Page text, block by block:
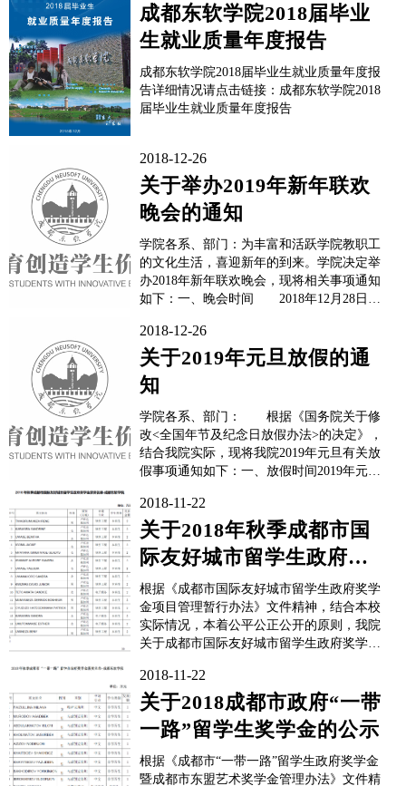
讲 人：思想政治理论课教学部邬婷老师；4.
参会人员：计算机科学与工程系...
成都东软学院2018届毕业
生就业质量年度报告
成都东软学院2018届毕业生就业质量年度报
告详细情况请点击链接：成都东软学院2018
届毕业生就业质量年度报告
2018-12-26
关于举办2019年新年联欢
晚会的通知
学院各系、部门：为丰富和活跃学院教职工
的文化生活，喜迎新年的到来。学院决定举
办2018年新年联欢晚会，现将相关事项通知
如下：一、晚会时间 2018年12月28日
合楼二楼 三、活动对象 学院全体教
职工 ...
2018-12-26
关于2019年元旦放假的通
知
学院各系、部门： 根据《国务院关于修
改<全国年节及纪念日放假办法>的决定》，
结合我院实际，现将我院2019年元旦有关放
假事项通知如下：一、放假时间2019年元旦
日（星期二）放假调休，共3天。12月29日
（星期六）上班。二、请各单位根据教学和
工作情况做好各...
2018-11-22
关于2018年秋季成都市国
际友好城市留学生政府奖
学金获奖名单公示
根据《成都市国际友好城市留学生政府奖学
金项目管理暂行办法》文件精神，结合本校
实际情况，本着公平公正公开的原则，我院
关于成都市国际友好城市留学生政府奖学金
2018年秋季成都市国际友好城市留学生政府
奖学金获奖者名单：如有不同意见，请在公
示时间内，向成都东软学院国际合作部反
映。公示时...
2018-11-22
关于2018成都市政府“一带
一路”留学生奖学金的公示
根据《成都市“一带一路”留学生政府奖学金
暨成都市东盟艺术奖学金管理办法》文件精